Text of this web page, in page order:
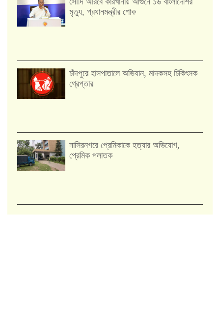
মৃত্যু, প্রধানমন্ত্রীর শোক
চাঁদপুরে হাসপাতালে অভিযান, মাদকসহ চিকিৎসক
গ্রেপ্তার
নাসিরনগরে প্রেমিকাকে হত্যার অভিযোগ,
প্রেমিক পলাতক